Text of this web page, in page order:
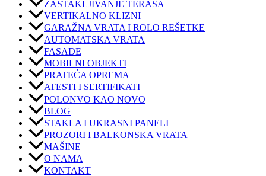
ZASTAKLJIVANJE TERASA
VERTIKALNO KLIZNI
GARAŽNA VRATA I ROLO REŠETKE
AUTOMATSKA VRATA
FASADE
MOBILNI OBJEKTI
PRATEĆA OPREMA
ATESTI I SERTIFIKATI
POLONVO KAO NOVO
BLOG
STAKLA I UKRASNI PANELI
PROZORI I BALKONSKA VRATA
MAŠINE
O NAMA
KONTAKT